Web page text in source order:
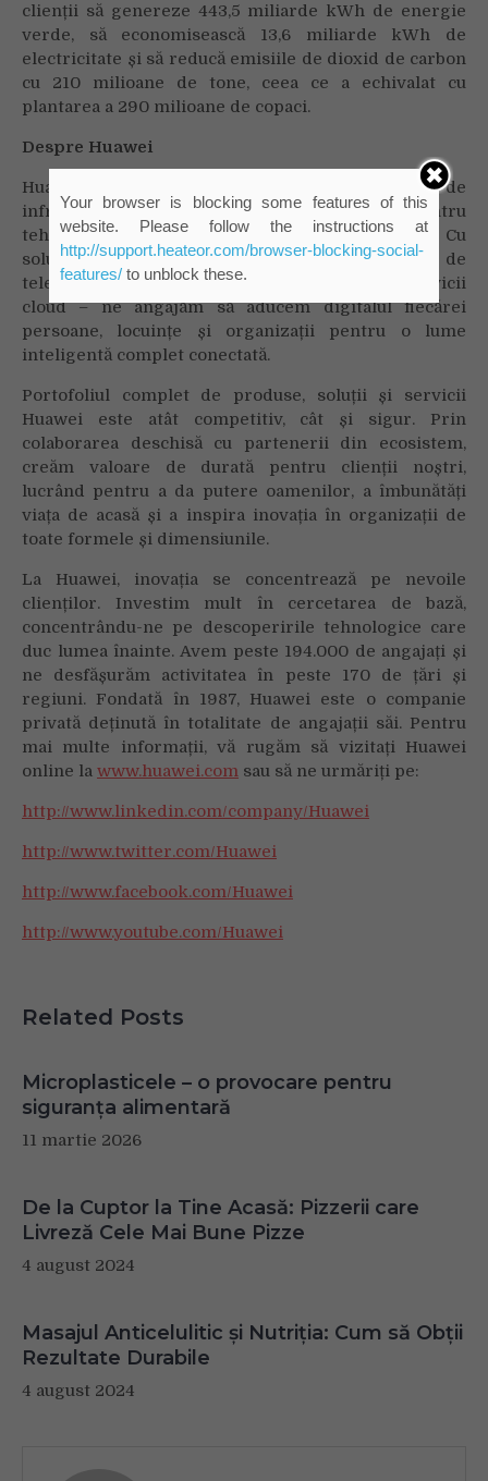
clienții să genereze 443,5 miliarde kWh de energie
verde, să economisească 13,6 miliarde kWh de
electricitate și să reducă emisiile de dioxid de carbon
cu 210 milioane de tone, ceea ce a echivalat cu
plantarea a 290 milioane de copaci.
Despre Huawei
Huawei este un furnizor de top la nivel mondial de
infrastructură și dispozitive inteligente pentru
tehnologia informației și comunicațiilor (TIC). Cu
soluții integrate în patru domenii cheie – rețele de
telecomunicații, IT, dispozitive inteligente și servicii
cloud – ne angajăm să aducem digitalul fiecărei
persoane, locuințe și organizații pentru o lume
inteligentă complet conectată.
Portofoliul complet de produse, soluții și servicii
Huawei este atât competitiv, cât și sigur. Prin
colaborarea deschisă cu partenerii din ecosistem,
creăm valoare de durată pentru clienții noștri,
lucrând pentru a da putere oamenilor, a îmbunătăți
viața de acasă și a inspira inovația în organizații de
toate formele și dimensiunile.
La Huawei, inovația se concentrează pe nevoile
clienților. Investim mult în cercetarea de bază,
concentrându-ne pe descoperirile tehnologice care
duc lumea înainte. Avem peste 194.000 de angajați și
ne desfășurăm activitatea în peste 170 de țări și
regiuni. Fondată în 1987, Huawei este o companie
privată deținută în totalitate de angajații săi. Pentru
mai multe informații, vă rugăm să vizitați Huawei
online la www.huawei.com sau să ne urmăriți pe:
http://www.linkedin.com/company/Huawei
http://www.twitter.com/Huawei
http://www.facebook.com/Huawei
http://www.youtube.com/Huawei
Related Posts
Microplasticele – o provocare pentru
siguranța alimentară
11 martie 2026
De la Cuptor la Tine Acasă: Pizzerii care
Livreză Cele Mai Bune Pizze
4 august 2024
Masajul Anticelulitic și Nutriția: Cum să Obții
Rezultate Durabile
4 august 2024
Your browser is blocking some features of this
website. Please follow the instructions at
http://support.heateor.com/browser-blocking-social-
features/to unblock these.